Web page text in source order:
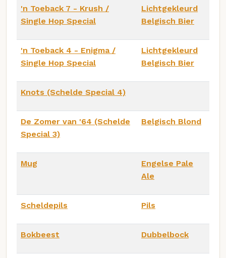
'n Toeback 7 - Krush /
Single Hop Special
Lichtgekleurd
Belgisch Bier
'n Toeback 4 - Enigma /
Single Hop Special
Lichtgekleurd
Belgisch Bier
Knots (Schelde Special 4)
De Zomer van '64 (Schelde
Special 3)
Belgisch Blond
Mug
Engelse Pale
Ale
Scheldepils Pils
Bokbeest Dubbelbock